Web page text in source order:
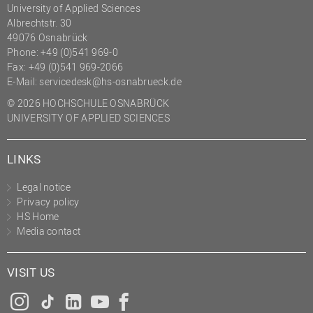
(PMO)
Prozessmanagement
Recht
Science to Business GmbH
Studierendensekretariat
Innovationsmanagement
University of Applied Sciences
Albrechtstr. 30
49076 Osnabrück
Phone: +49 (0)541 969-0
Fax: +49 (0)541 969-2066
E-Mail: servicedesk@hs-osnabrueck.de
© 2026 HOCHSCHULE OSNABRÜCK
UNIVERSITY OF APPLIED SCIENCES
LINKS
Legal notice
Privacy policy
HS Home
Media contact
VISIT US
Instagram
Tiktok
LinkedInYouTube